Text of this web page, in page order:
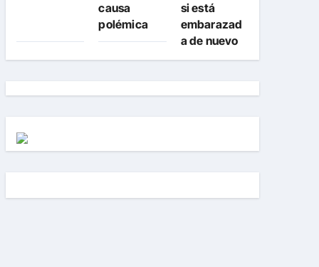
causa
polémica
si está
embarazad
a de nuevo